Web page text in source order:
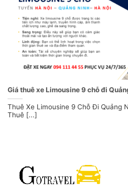
Giá thuê xe Limousine 9 chỗ đi
Thuê Xe Limousine 9 Chỗ Đi Quảng
Thuê [...]